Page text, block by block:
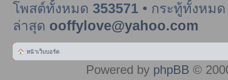
โพสต์ทั้งหมด 353571• กระทู้ทั้งหม
ล่าสุด ooffylove@yahoo.com
หน้าเว็บบอร์ด
Powered by phpBB ©